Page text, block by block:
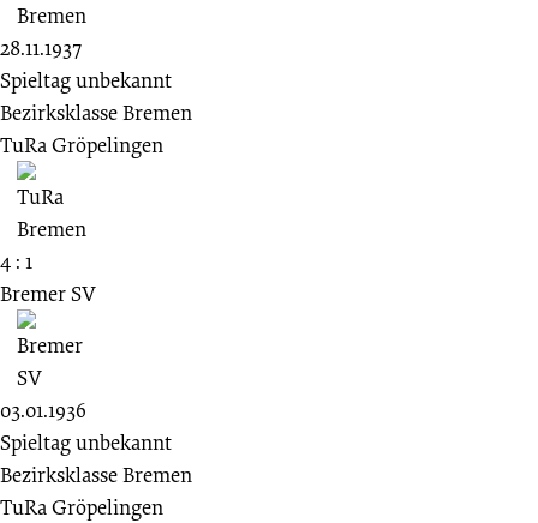
28.11.1937
Spieltag unbekannt
Bezirksklasse Bremen
TuRa Gröpelingen
4 : 1
Bremer SV
03.01.1936
Spieltag unbekannt
Bezirksklasse Bremen
TuRa Gröpelingen